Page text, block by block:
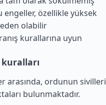
özellikle yüksek
olabilir
kurallarına uyun
arasında, ordunun sivilleri
bulunmaktadır.